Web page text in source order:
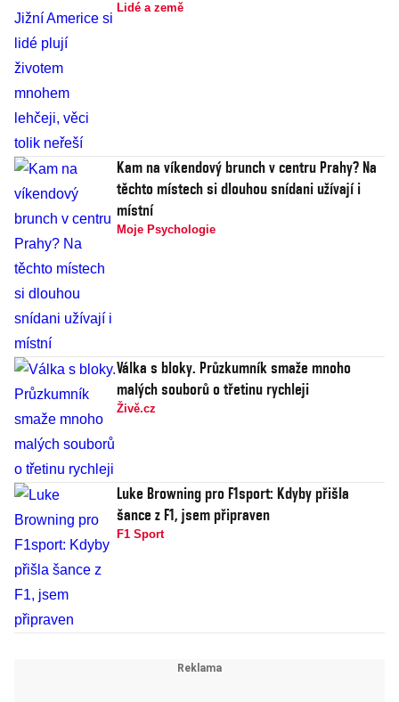
Lidé a země
Kam na víkendový brunch v centru Prahy? Na
těchto místech si dlouhou snídani užívají i
místní
Moje Psychologie
Válka s bloky. Průzkumník smaže mnoho
malých souborů o třetinu rychleji
Živě.cz
Luke Browning pro F1sport: Kdyby přišla
šance z F1, jsem připraven
F1 Sport